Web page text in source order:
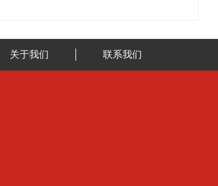
关于我们 联系我们